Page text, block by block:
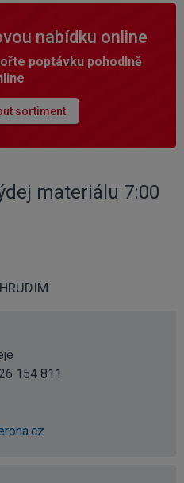
nabídku online
poptávku pohodlně
sortiment
materiálu 7:00
154 811